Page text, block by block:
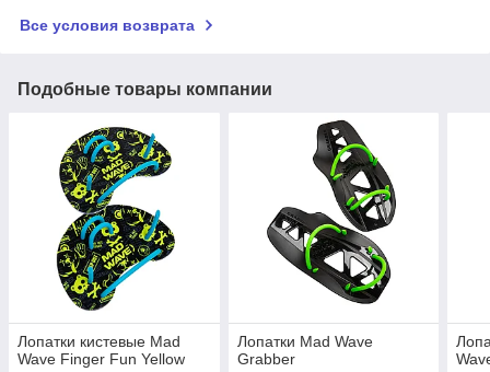
Все условия возврата
Подобные товары компании
Лопатки кистевые Mad
Wave Finger Fun Yellow
Лопатки Mad Wave
Grabber